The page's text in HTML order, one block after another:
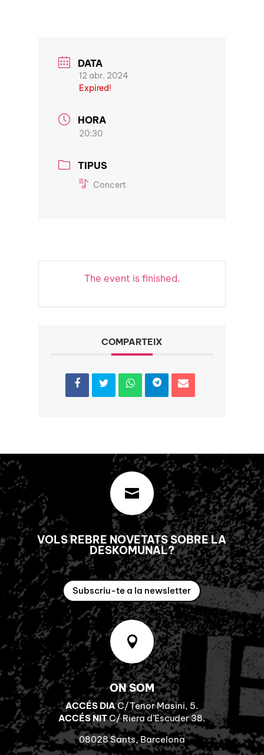
DATA
12 abr. 2024
Expired!
HORA
20:30
TIPUS
Concert
The event is finished.
COMPARTEIX

VOLS REBRE NOVETATS SOBRE LA
DESKOMUNAL?
Subscriu-te a la newsletter

ON SOM
ACCÉS DIAC/Tenor Masini, 5.
ACCÉS NITC/ Riera d’Escuder 38.
08028 Sants, Barcelona